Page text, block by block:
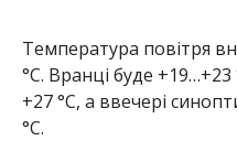
Температура повітря
°С. Вранці буде
+27 °С, а ввечері
°С.